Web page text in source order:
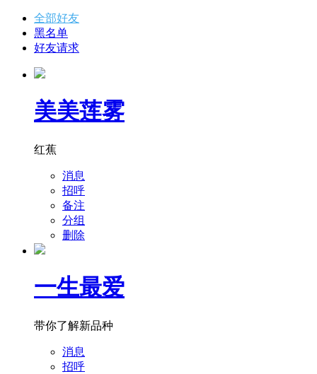
全部好友
黑名单
好友请求
美美莲雾
红蕉
消息
招呼
备注
分组
删除
一生最爱
带你了解新品种
消息
招呼